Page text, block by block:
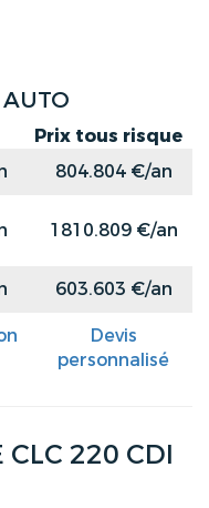
Prix tous risque
804.804 €/an
1810.809 €/an
603.603 €/an
Devis
personnalisé
CLC 220 CDI